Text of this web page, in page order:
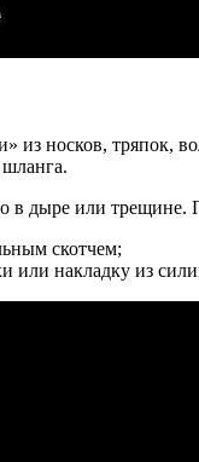
из носков, тряпок,
в дыре или
скотчем;
или накладку из